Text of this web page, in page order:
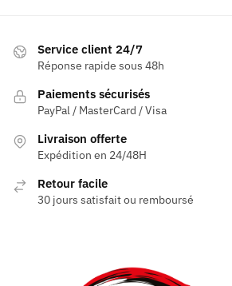
Service client 24/7
Réponse rapide sous 48h
Paiements sécurisés
PayPal / MasterCard / Visa
Livraison offerte
Expédition en 24/48H
Retour facile
30 jours satisfait ou remboursé